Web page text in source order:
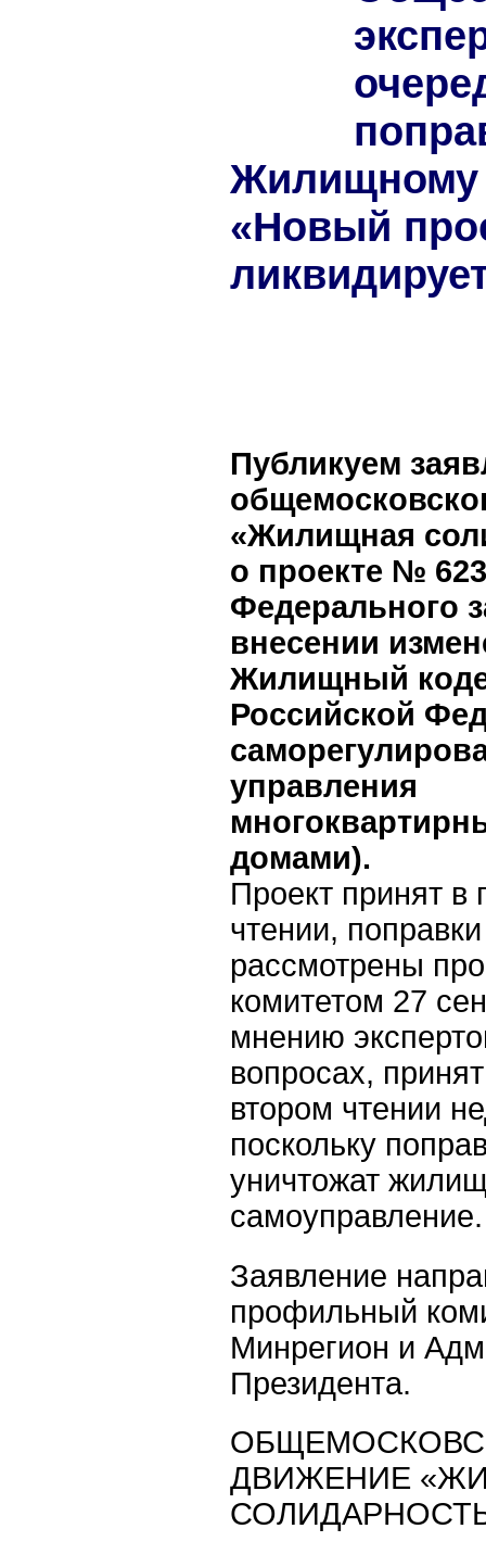
Жилищному
«Новый
Публикуем
«Жилищная
о проекте №
Федерального
внесении
Жилищный
Российской
управления
домами).
Проект принят в
чтении,
рассмотрены
комитетом 27
мнению
вопросах,
втором чтении
поскольку
уничтожат
самоуправление.
Заявление
профильный
Минрегион и
Президента.
ДВИЖЕНИЕ